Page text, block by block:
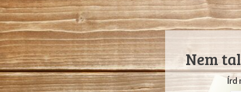
Nem
Írd